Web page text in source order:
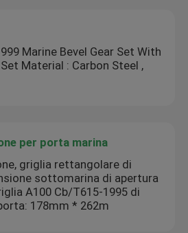
Marine Bevel Gear Set With
Material : Carbon Steel ,
per porta marina
griglia rettangolare di
sottomarina di apertura
A100 Cb/T615-1995 di
178mm * 262m